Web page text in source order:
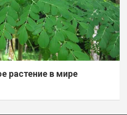
растение в мире